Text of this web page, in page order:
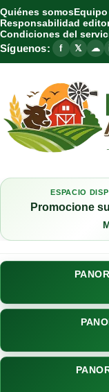
Quiénes somos
Responsabilidad
Condiciones del
Síguenos: f 𝕏 ☁
ESPACIO
Promocione